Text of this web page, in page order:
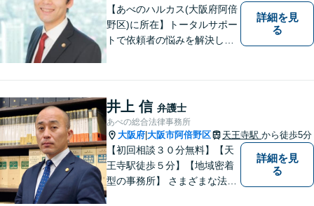
【あべのハルカス(大阪府阿倍
野区)に所在】トータルサポー
トで依頼者の悩みを解決しま
詳細を見
る
井上 信 弁護士
あべの総合法律事務所
大阪府 大阪市阿倍野区 天王寺駅 から徒歩5分
【初回相談３０分無料】【天
王寺駅徒歩５分】【地域密着
型の事務所】 さまざまな法律
詳細を見
る